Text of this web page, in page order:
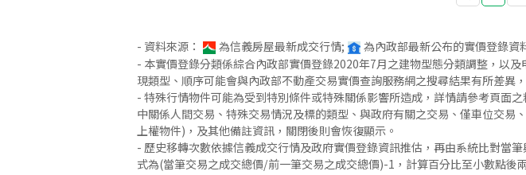
- 資料來源： 為信義房屋最新成交行情; 為內政部最新公布的實價登錄資
- 本實價登錄分類係綜合內政部實價登錄2020年7月之建物型態分類調整，以
現類型、順序可能會與內政部不動產交易實價查詢服務網之搜尋結果有所差異
- 特殊行情物件可能為受到特別條件或特殊關係影響所造成，詳情請參考頁面
中關係人間交易、特殊交易情況及標的類型、與政府有關之交易、僅車位交
上權物件)，及其他備註資訊，關閉後則會恢復顯示。
- 歷史移轉次數依據信義成交行情及政府實價登錄資訊推估，再由系統比對當
式為(當筆交易之成交總價/前一筆交易之成交總價)-1，計算百分比至小數點後